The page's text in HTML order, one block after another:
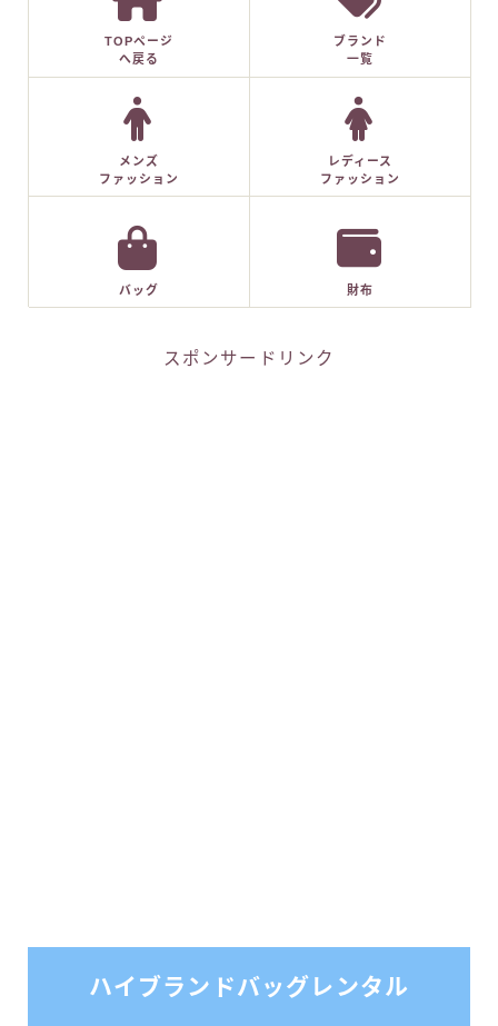
TOPページ
へ戻る
ブランド
一覧
メンズ
ファッション
レディース
ファッション
バッグ 財布
スポンサードリンク
ハイブランドバッグレンタル